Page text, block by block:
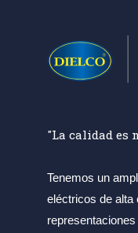
"La calidad es
Tenemos un
eléctricos de alta